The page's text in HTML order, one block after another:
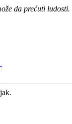
da prećuti ludosti.